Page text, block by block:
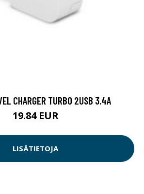
CHARGER TURBO 2USB 3.4A
19.84 EUR
LISÄTIETOJA